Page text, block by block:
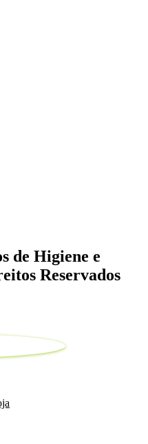
de Higiene e
Reservados